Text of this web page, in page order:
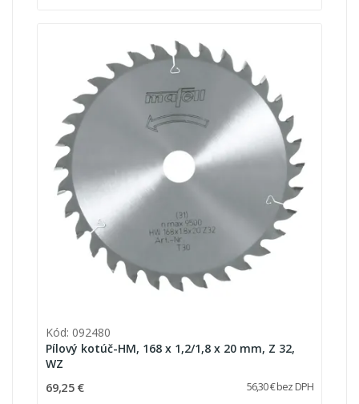
Kód: 092480
Pílový kotúč-HM, 168 x 1,2/1,8 x 20 mm, Z 32,
WZ
69,25 € 56,30 € bez DPH